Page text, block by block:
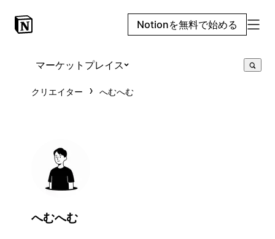
Notionを無料で始める
マーケットプレイス
クリエイター へむへむ
へむへむ